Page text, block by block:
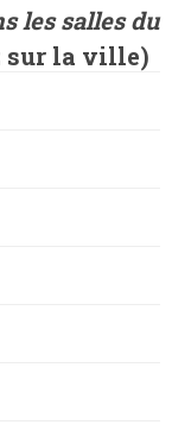
les salles du
sur la ville)